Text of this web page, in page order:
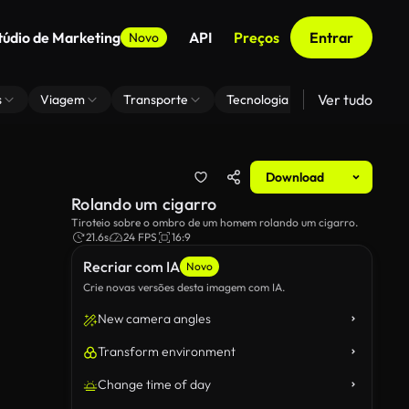
de Marketing Novo API Preços Entrar
Viagem Transporte Tecnologia Zoom De
Ver tudo
Download
Recriar com IA Novo
Crie novas versões desta imagem com IA.
New camera angles
Transform environment
Change time of day
Rolando um cigarro
Tiroteio sobre o ombro de um homem rolando um cigarro.
21.6s
24 FPS 16:9